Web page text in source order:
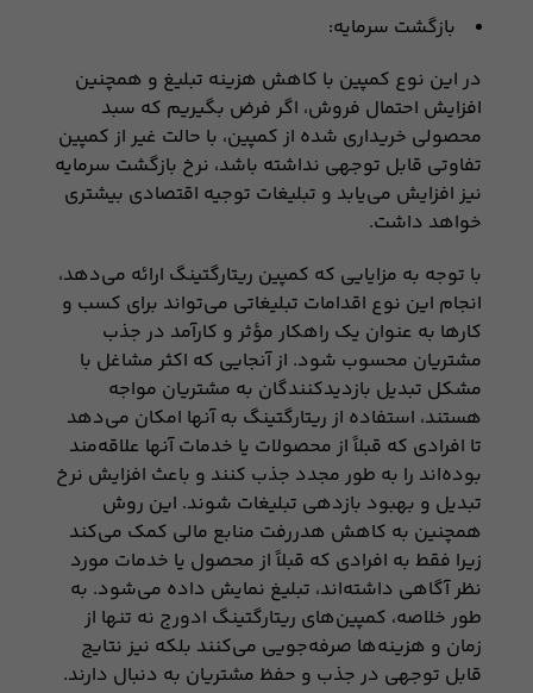
بازگشت سرمایه:
در این نوع کمپین با کاهش هزینه تبلیغ و همچنین
افزایش احتمال فروش، اگر فرض بگیریم که سبد
محصولی خریداری شده از کمپین، با حالت غیر از کمپین
تفاوتی قابل توجهی نداشته باشد، نرخ بازگشت سرمایه
نیز افزایش می‌یابد و تبلیغات توجیه اقتصادی بیشتری
خواهد داشت.
با توجه به مزایایی که کمپین ریتارگتینگ ارائه می‌دهد،
انجام این نوع اقدامات تبلیغاتی می‌تواند برای کسب و
کارها به عنوان یک راهکار مؤثر و کارآمد در جذب
مشتریان محسوب شود. از آنجایی که اکثر مشاغل با
مشکل تبدیل بازدیدکنندگان به مشتریان مواجه
هستند، استفاده از ریتارگتینگ به آنها امکان می‌دهد
تا افرادی که قبلاً از محصولات یا خدمات آنها علاقه‌مند
بوده‌اند را به طور مجدد جذب کنند و باعث افزایش نرخ
تبدیل و بهبود بازدهی تبلیغات شوند. این روش
همچنین به کاهش هدررفت منابع مالی کمک می‌کند
زیرا فقط به افرادی که قبلاً از محصول یا خدمات مورد
نظر آگاهی داشته‌اند، تبلیغ نمایش داده می‌شود. به
طور خلاصه، کمپین‌های ریتارگتینگ ادورج نه تنها از
زمان و هزینه‌ها صرفه‌جویی می‌کنند بلکه نیز نتایج
قابل توجهی در جذب و حفظ مشتریان به دنبال دارند.